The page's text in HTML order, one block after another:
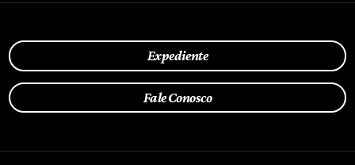
Expediente
Fale Conosco